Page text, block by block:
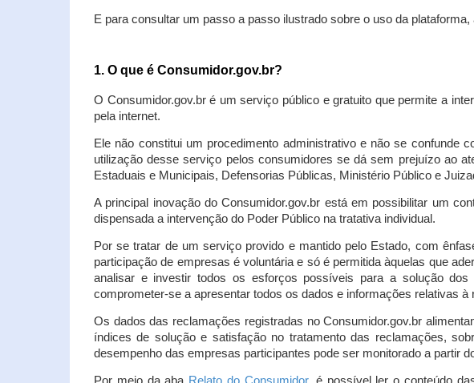
E para consultar um passo a passo ilustrado sobre o uso da plataforma,
1. O que é Consumidor.gov.br?
O Consumidor.gov.br é um serviço público e gratuito que permite a
pela internet.
Ele não constitui um procedimento administrativo e não se confunde
utilização desse serviço pelos consumidores se dá sem prejuízo ao
Estaduais e Municipais, Defensorias Públicas, Ministério Público e
A principal inovação do Consumidor.gov.br está em possibilitar um
dispensada a intervenção do Poder Público na tratativa individual.
Por se tratar de um serviço provido e mantido pelo Estado, com
participação de empresas é voluntária e só é permitida àquelas que
analisar e investir todos os esforços possíveis para a solução
comprometer-se a apresentar todos os dados e informações relativas à
Os dados das reclamações registradas no Consumidor.gov.br
índices de solução e satisfação no tratamento das reclamações,
desempenho das empresas participantes pode ser monitorado a partir